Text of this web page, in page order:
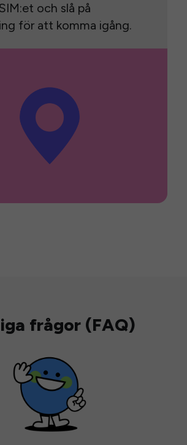
och slå på
för att komma igång.
frågor (FAQ)